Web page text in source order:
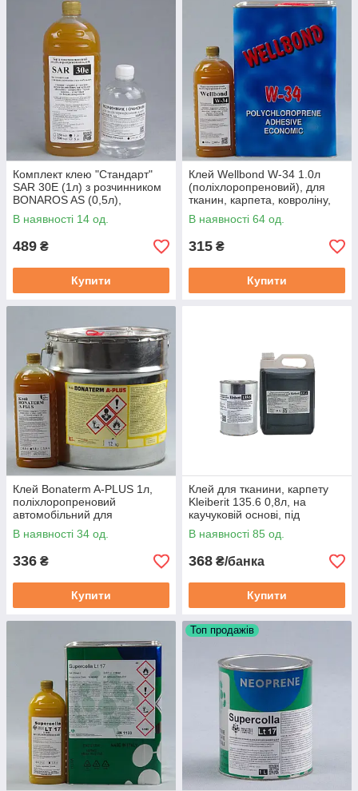
підвищують ефективність склеювання.
Обирайте перевірені матеріали для якісного та довговічного
склеювання — поліхлоропренові клеї в нашому каталозі за
вигідною ціною з доставкою по Україні.
Комплект клею "Стандарт"
SAR 30E (1л) з розчинником
BONAROS AS (0,5л),
поліхлоропреновий для
перетяжки салону авто
В наявності 14 од.
489 ₴
Купити
Клей Wellbond W-34 1.0л
(поліхлоропреновий), для
тканин, карпета, ковроліну,
пластику та інших покриттів
В наявності 64 од.
315 ₴
Купити
Клей Bonaterm A-PLUS 1л,
поліхлоропреновий
автомобільний для
тканин,шкірозамінника,
карпета, Польща
В наявності 34 од.
336 ₴
Купити
Клей для тканини, карпету
Kleiberit 135.6 0,8л, на
каучуковій основі, під
пульвер, меблевий
(Німеччина)
В наявності 85 од.
368 ₴/банка
Купити
Топ продажів